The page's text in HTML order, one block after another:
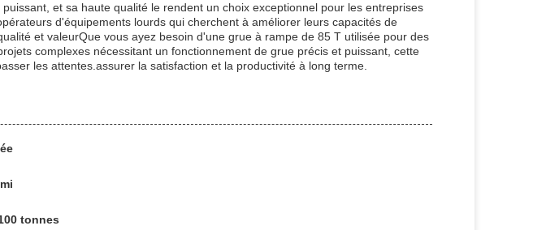
et sa haute qualité le rendent un choix exceptionnel pour les entreprises
d'équipements lourds qui cherchent à améliorer leurs capacités de
et valeurQue vous ayez besoin d'une grue à rampe de 85 T utilisée pour des
complexes nécessitant un fonctionnement de grue précis et puissant, cette
les attentes.assurer la satisfaction et la productivité à long terme.
tonnes